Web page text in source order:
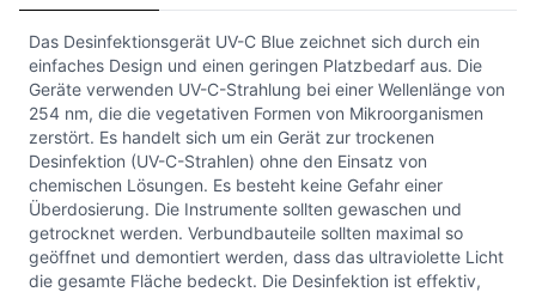
Das Desinfektionsgerät UV-C Blue zeichnet sich durch ein
einfaches Design und einen geringen Platzbedarf aus. Die
Geräte verwenden UV-C-Strahlung bei einer Wellenlänge von
254 nm, die die vegetativen Formen von Mikroorganismen
zerstört. Es handelt sich um ein Gerät zur trockenen
Desinfektion (UV-C-Strahlen) ohne den Einsatz von
chemischen Lösungen. Es besteht keine Gefahr einer
Überdosierung. Die Instrumente sollten gewaschen und
getrocknet werden. Verbundbauteile sollten maximal so
geöffnet und demontiert werden, dass das ultraviolette Licht
die gesamte Fläche bedeckt. Die Desinfektion ist effektiv,